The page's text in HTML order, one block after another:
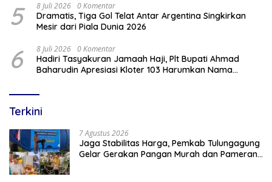
5 8 Juli 2026 0 Komentar
Dramatis, Tiga Gol Telat Antar Argentina Singkirkan
Mesir dari Piala Dunia 2026
6 8 Juli 2026 0 Komentar
Hadiri Tasyakuran Jamaah Haji, Plt Bupati Ahmad
Baharudin Apresiasi Kloter 103 Harumkan Nama
Terkini
7 Agustus 2026
Jaga Stabilitas Harga, Pemkab Tulungagung
Gelar Gerakan Pangan Murah dan Pameran